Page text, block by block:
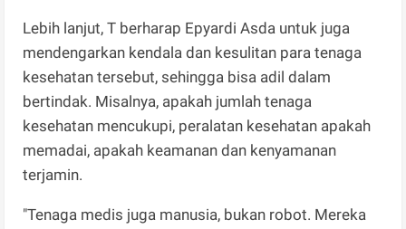
Lebih lanjut, T berharap Epyardi Asda untuk juga
mendengarkan kendala dan kesulitan para tenaga
kesehatan tersebut, sehingga bisa adil dalam
bertindak. Misalnya, apakah jumlah tenaga
kesehatan mencukupi, peralatan kesehatan apakah
memadai, apakah keamanan dan kenyamanan
terjamin.
"Tenaga medis juga manusia, bukan robot. Mereka